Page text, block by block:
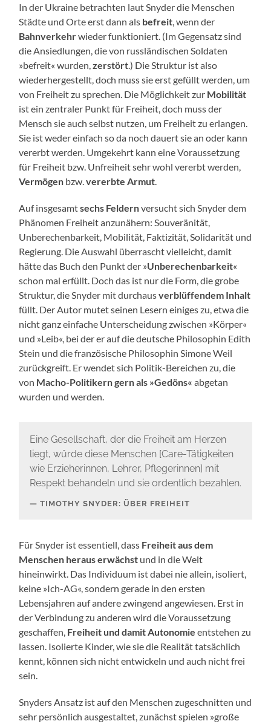
In der Ukraine betrachten laut Snyder die Menschen
Städte und Orte erst dann als befreit, wenn der
Bahnverkehrwieder funktioniert. (Im Gegensatz sind
die Ansiedlungen, die von russländischen Soldaten
»befreit« wurden,zerstört.) Die Struktur ist also
wiederhergestellt, doch muss sie erst gefüllt werden, um
von Freiheit zu sprechen. Die Möglichkeit zur Mobilität
ist ein zentraler Punkt für Freiheit, doch muss der
Mensch sie auch selbst nutzen, um Freiheit zu erlangen.
Sie ist weder einfach so da noch dauert sie an oder kann
vererbt werden. Umgekehrt kann eine Voraussetzung
für Freiheit bzw. Unfreiheit sehr wohl vererbt werden,
Vermögen bzw.vererbte Armut.
Auf insgesamtsechs Feldernversucht sich Snyder dem
Phänomen Freiheit anzunähern: Souveränität,
Unberechenbarkeit, Mobilität, Faktizität, Solidarität und
Regierung. Die Auswahl überrascht vielleicht, damit
hätte das Buch den Punkt der »Unberechenbarkeit«
schon mal erfüllt. Doch das ist nur die Form, die grobe
Struktur, die Snyder mit durchausverblüffendem Inhalt
füllt. Der Autor mutet seinen Lesern einiges zu, etwa die
nicht ganz einfache Unterscheidung zwischen »Körper«
und »Leib«, bei der er auf die deutsche Philosophin Edith
Stein und die französische Philosophin Simone Weil
zurückgreift. Er wendet sich Politik-Bereichen zu, die
von Macho-Politikern gern als »Gedöns« abgetan
wurden und werden.
Eine Gesellschaft, der die Freiheit am Herzen
liegt, würde diese Menschen [Care-Tätigkeiten
wie Erzieherinnen, Lehrer, Pflegerinnen] mit
Respekt behandeln und sie ordentlich bezahlen.
TIMOTHY SNYDER: ÜBER FREIHEIT
Für Snyder ist essentiell, dass Freiheit aus dem
Menschen heraus erwächst und in die Welt
hineinwirkt. Das Individuum ist dabei nie allein, isoliert,
keine »Ich-AG«, sondern gerade in den ersten
Lebensjahren auf andere zwingend angewiesen. Erst in
der Verbindung zu anderen wird die Voraussetzung
geschaffen, Freiheit und damit Autonomie entstehen zu
lassen. Isolierte Kinder, wie sie die Realität tatsächlich
kennt, können sich nicht entwickeln und auch nicht frei
sein.
Snyders Ansatz ist auf den Menschen zugeschnitten und
sehr persönlich ausgestaltet, zunächst spielen »große